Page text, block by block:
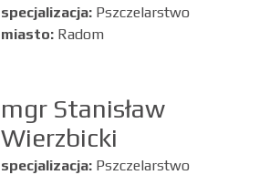
specjalizacja: Pszczelarstwo
miasto: Radom
mgr Stanisław
Wierzbicki
specjalizacja: Pszczelarstwo